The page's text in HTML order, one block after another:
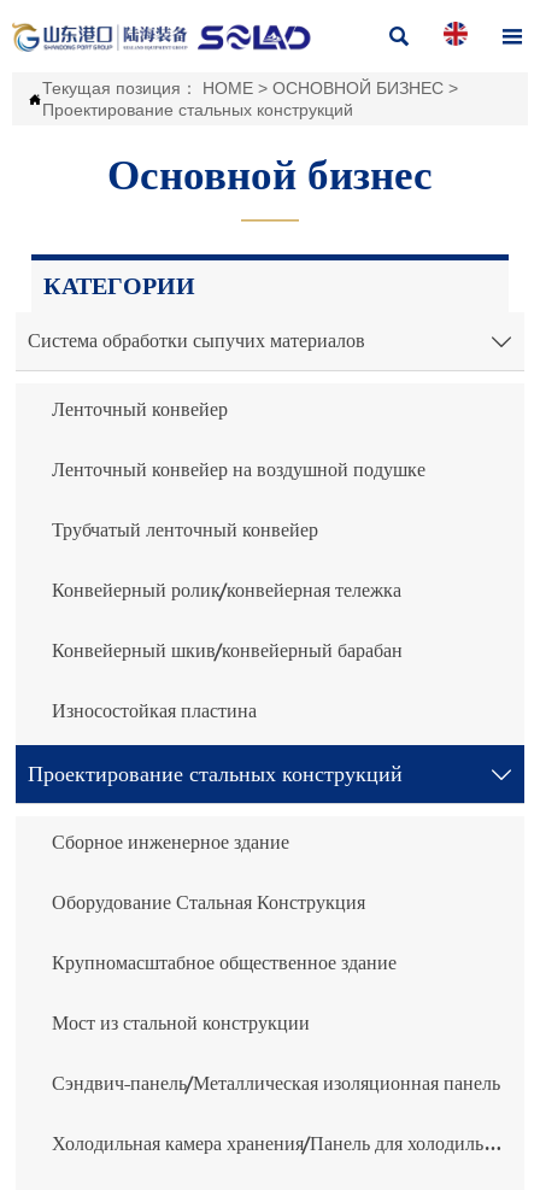
 

Текущая позиция： HOME> ОСНОВНОЙ БИЗНЕС>
Проектирование стальных конструкций
Основной бизнес
———
КАТЕГОРИИ
Система обработки сыпучих материалов 
Ленточный конвейер
Ленточный конвейер на воздушной подушке
Трубчатый ленточный конвейер
Конвейерный ролик/конвейерная тележка
Конвейерный шкив/конвейерный барабан
Износостойкая пластина
Проектирование стальных конструкций 
Сборное инженерное здание
Оборудование Стальная Конструкция
Крупномасштабное общественное здание
Мост из стальной конструкции
Сэндвич-панель/Металлическая изоляционная панель
Холодильная камера хранения/Панель для холодильной камеры